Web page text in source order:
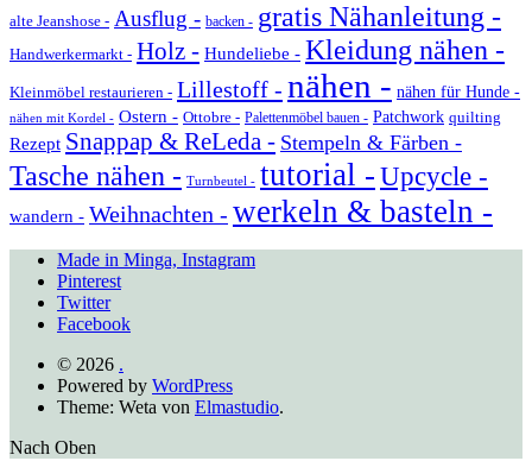
alte Jeanshose - Ausflug - backen - gratis Nähanleitung -
Handwerkermarkt - Holz - Hundeliebe - Kleidung nähen -
Kleinmöbel restaurieren - Lillestoff - nähen - nähen für Hunde -
nähen mit Kordel - Ostern - Ottobre - Palettenmöbel bauen - Patchwork quilting
Rezept Snappap & ReLeda - Stempeln & Färben -
Tasche nähen - Turnbeutel - tutorial -Upcycle -
wandern - Weihnachten - werkeln & basteln -
Made in Minga, Instagram
Pinterest
Twitter
Facebook
© 2026 .
Powered by WordPress
Theme: Weta von Elmastudio.
Nach Oben